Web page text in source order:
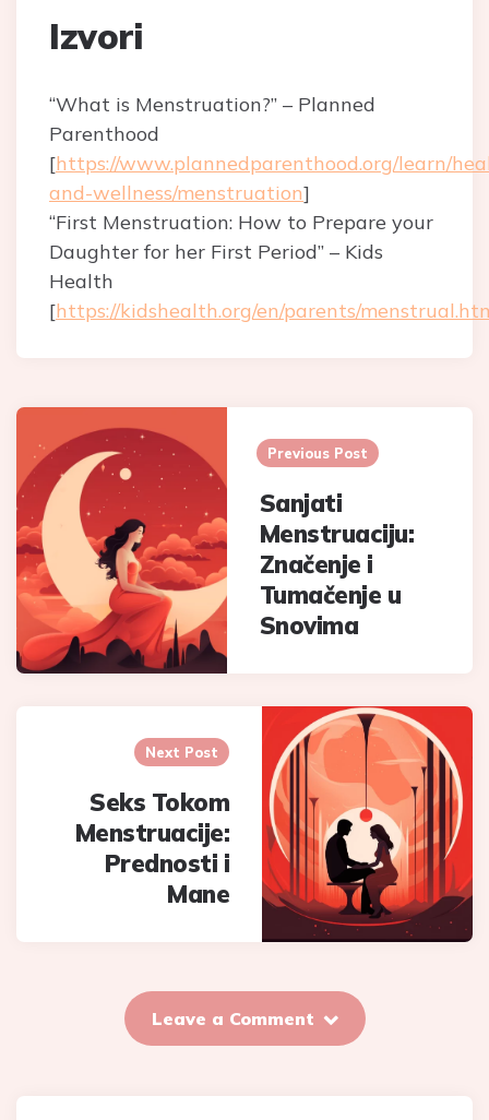
Izvori
“What is Menstruation?” – Planned
Parenthood
[https://www.plannedparenthood.org/learn/
and-wellness/menstruation]
“First Menstruation: How to Prepare your
Daughter for her First Period” – Kids
Health
[https://kidshealth.org/en/parents/
Post
navigation
Previous Post
Sanjati
Menstruaciju:
Značenje i
Tumačenje u
Snovima
Next Post
Seks Tokom
Menstruacije:
Prednosti i
Mane
Leave a Comment